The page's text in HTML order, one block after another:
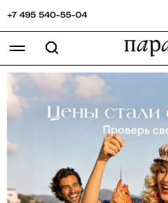
+7 495 540-55-04